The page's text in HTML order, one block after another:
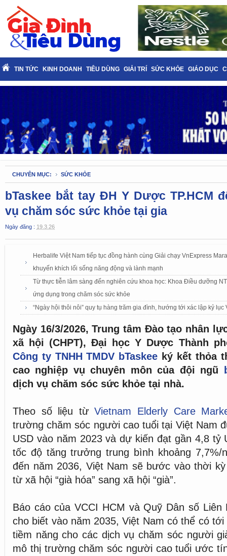
TIN TỨC KINH DOANH TIÊU DÙNG GIẢI TRÍ SỨC KHỎE GIÁO DỤC
CHUYÊN MỤC: SỨC KHỎE
bTaskee bắt tay ĐH Y Dược TP.HCM
vụ chăm sóc sức khỏe tại gia
Ngày đăng : 19.3.26
Herbalife Việt Nam tiếp tục đồng hành cùng Giải chạy VnExpress
khuyến khích lối sống năng động và lành mạnh
Từ thực tiễn lâm sàng đến nghiên cứu khoa học: Khoa Điều dưỡng
ứng dụng trong chăm sóc sức khỏe
“Ngày hội thôi nôi” quy tụ hàng trăm gia đình, hướng tới xác lập kỷ lục
Ngày 16/3/2026, Trung tâm Đào tạo nhân
xã hội (CHPT), Đại học Y Dược Thành
Công ty TNHH TMDV bTaskee ký kết thỏa
cao nghiệp vụ chuyên môn của đội ngũ
dịch vụ chăm sóc sức khỏe tại nhà.
Theo số liệu từVietnam Elderly Care
trường chăm sóc người cao tuổi tại Việt Nam
USD vào năm 2023 và dự kiến đạt gần 4,8 tỷ
tốc độ tăng trưởng trung bình khoảng 7,7%/
đến năm 2036, Việt Nam sẽ bước vào thời
từ xã hội “già hóa” sang xã hội “già”.
Báo cáo của VCCI HCM và Quỹ Dân số Liên
cho biết vào năm 2035, Việt Nam có thể có
tiềm năng cho các dịch vụ chăm sóc người
mô thị trường chăm sóc người cao tuổi ước